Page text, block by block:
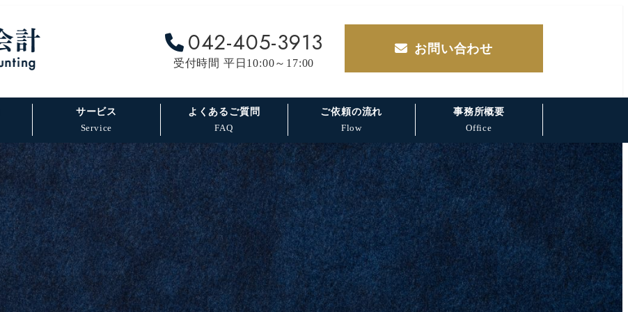
042-405-3913
受付時間 平日10:00～17:00
お問い合わせ
サービス
Service
よくあるご質問
FAQ
ご依頼の流れ
Flow
事務所概要
Office